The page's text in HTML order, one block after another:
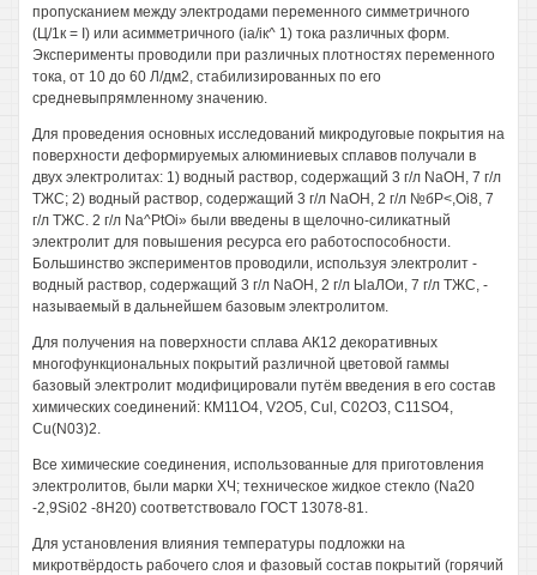
пропусканием между электродами переменного симметричного
(Ц/1к = I) или асимметричного (іа/ік^ 1) тока различных форм.
Эксперименты проводили при различных плотностях переменного
тока, от 10 до 60 Л/дм2, стабилизированных по его
средневыпрямленному значению.
Для проведения основных исследований микродуговые покрытия на
поверхности деформируемых алюминиевых сплавов получали в
двух электролитах: 1) водный раствор, содержащий 3 г/л NaOH, 7 г/л
ТЖС; 2) водный раствор, содержащий 3 г/л NaOH, 2 г/л №бР<,Оі8, 7
г/л ТЖС. 2 г/л Na^PtOi» были введены в щелочно-силикатный
электролит для повышения ресурса его работоспособности.
Большинство экспериментов проводили, используя электролит -
водный раствор, содержащий 3 г/л NaOH, 2 г/л ЫаЛОи, 7 г/л ТЖС, -
называемый в дальнейшем базовым электролитом.
Для получения на поверхности сплава АК12 декоративных
многофункциональных покрытий различной цветовой гаммы
базовый электролит модифицировали путём введения в его состав
химических соединений: КМ11О4, V2O5, Cul, С02О3, C11SO4,
Cu(N03)2.
Все химические соединения, использованные для приготовления
электролитов, были марки ХЧ; техническое жидкое стекло (Na20
-2,9Si02 -8Н20) соответствовало ГОСТ 13078-81.
Для установления влияния температуры подложки на
микротвёрдость рабочего слоя и фазовый состав покрытий (горячий